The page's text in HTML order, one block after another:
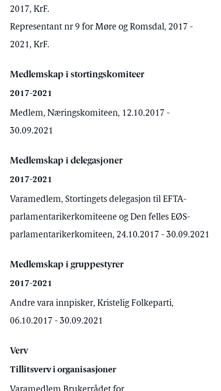
2017, KrF.
Representant nr 9 for Møre og Romsdal, 2017 -
2021, KrF.
Medlemskap i stortingskomiteer
2017-2021
Medlem, Næringskomiteen, 12.10.2017 -
30.09.2021
Medlemskap i delegasjoner
2017-2021
Varamedlem, Stortingets delegasjon til EFTA-
parlamentarikerkomiteene og Den felles EØS-
parlamentarikerkomiteen, 24.10.2017 - 30.09.2021
Medlemskap i gruppestyrer
2017-2021
Andre vara innpisker, Kristelig Folkeparti,
06.10.2017 - 30.09.2021
Verv
Tillitsverv i organisasjoner